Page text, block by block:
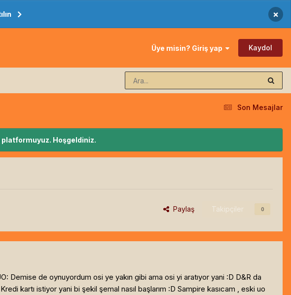
×
Üye misin? Giriş yap Kaydol
Son Mesajlar
Hoşgeldiniz.
Paylaş Takipçiler 0
Demise de oynuyordum osi ye yakın gibi ama osi yi aratıyor yani :D D&R da
kartı istiyor yani bi şekil şemal nasıl başlarım :D Sampire kasıcam , eski uo